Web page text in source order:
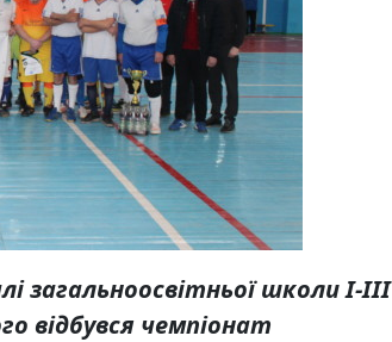
загальноосвітньої школи І-ІІІ
відбувся чемпіонат